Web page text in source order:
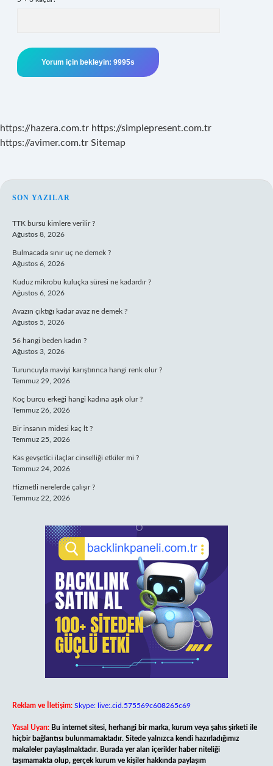
https://hazera.com.tr https://simplepresent.com.tr
https://avimer.com.tr Sitemap
SIDEBAR
SON YAZILAR
TTK bursu kimlere verilir ?
Ağustos 8, 2026
Bulmacada sınır uç ne demek ?
Ağustos 6, 2026
Kuduz mikrobu kuluçka süresi ne kadardır ?
Ağustos 6, 2026
Avazın çıktığı kadar avaz ne demek ?
Ağustos 5, 2026
56 hangi beden kadın ?
Ağustos 3, 2026
Turuncuyla maviyi karıştırınca hangi renk olur ?
Temmuz 29, 2026
Koç burcu erkeği hangi kadına aşık olur ?
Temmuz 26, 2026
Bir insanın midesi kaç lt ?
Temmuz 25, 2026
Kas gevşetici ilaçlar cinselliği etkiler mi ?
Temmuz 24, 2026
Hizmetli nerelerde çalışır ?
Temmuz 22, 2026
Reklam ve İletişim: Skype: live:.cid.575569c608265c69
Yasal Uyarı: Bu internet sitesi, herhangi bir marka, kurum veya şahıs şirketi ile
hiçbir bağlantısı bulunmamaktadır. Sitede yalnızca kendi hazırladığımız
makaleler paylaşılmaktadır. Burada yer alan içerikler haber niteliği
taşımamakta olup, gerçek kurum ve kişiler hakkında paylaşım